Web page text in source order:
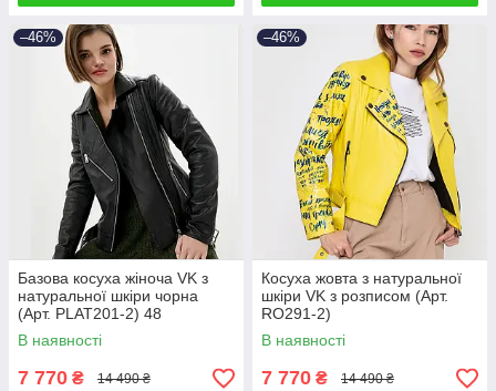
–46%
Базова косуха жіноча VK з
натуральної шкіри чорна
(Арт. PLAT201-2) 48
В наявності
7 770 ₴ 14 490 ₴
–46%
Косуха жовта з натуральної
шкіри VK з розписом (Арт.
RO291-2)
В наявності
7 770 ₴ 14 490 ₴